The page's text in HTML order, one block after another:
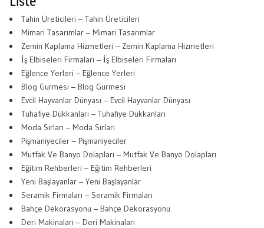
Tahin Üreticileri – Tahin Üreticileri
Mimari Tasarımlar – Mimari Tasarımlar
Zemin Kaplama Hizmetleri – Zemin Kaplama Hizmetleri
İş Elbiseleri Firmaları – İş Elbiseleri Firmaları
Eğlence Yerleri – Eğlence Yerleri
Blog Gurmesi – Blog Gurmesi
Evcil Hayvanlar Dünyası – Evcil Hayvanlar Dünyası
Tuhafiye Dükkanları – Tuhafiye Dükkanları
Moda Sırları – Moda Sırları
Pişmaniyeciler – Pişmaniyeciler
Mutfak Ve Banyo Dolapları – Mutfak Ve Banyo Dolapları
Eğitim Rehberleri – Eğitim Rehberleri
Yeni Başlayanlar – Yeni Başlayanlar
Seramik Firmaları – Seramik Firmaları
Bahçe Dekorasyonu – Bahçe Dekorasyonu
Deri Makinaları – Deri Makinaları